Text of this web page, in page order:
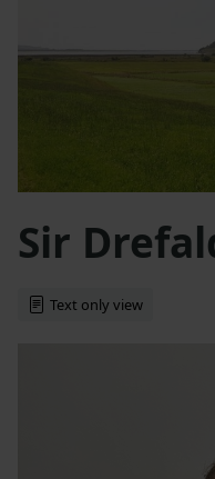
Sir
Text only view